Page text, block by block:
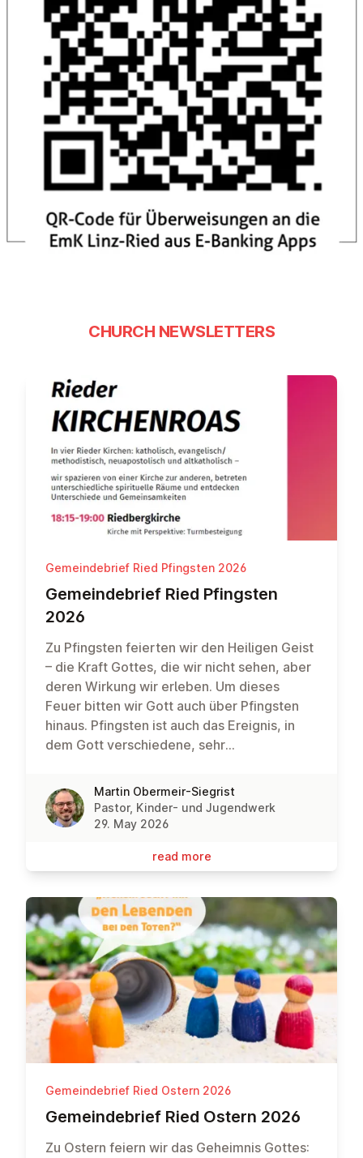
CHURCH NEWSLETTERS
Gemeindebrief Ried Pfingsten 2026
Ge­meinde­brief Ried Pfingsten
2026
Zu Pfingsten feierten wir den Heiligen Geist
– die Kraft Gottes, die wir nicht sehen, aber
deren Wirkung wir erleben. Um dieses
Feuer bitten wir Gott auch über Pfingsten
hinaus. Pfingsten ist auch das Ereignis, in
dem Gott verschiedene, sehr
verbindet. Wir hoffen, dass Gottes Geist
auch bei der Rieder Kirchenroas im Rahmen
der Langen Nacht der Kirchen Menschen
Traditionen hinweg miteinander verbindet!
Martin Obermeir-Siegrist
Pastor, Kinder- und Jugendwerk
29. May 2026
read more
Gemeindebrief Ried Ostern 2026
Ge­meinde­brief Ried Ostern 2026
Zu Ostern feiern wir das Geheimnis Gottes: